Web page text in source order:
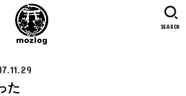
SEARCH
た